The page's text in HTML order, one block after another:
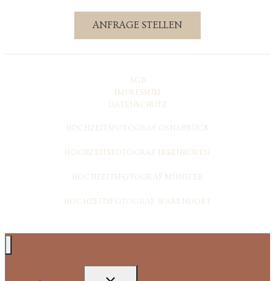
ANFRAGE STELLEN
AGB
IMPRESSUM
DATENSCHUTZ
HOCHZEITSFOTOGRAF OSNABRÜCK
HOCHZEITSFOTOGRAF IBBENBÜREN
HOCHZEITSFOTOGRAF MÜNSTER
HOCHZEITSFOTOGRAF WARENDORF
UNTERMENÜ